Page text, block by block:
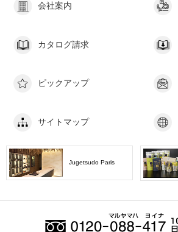
会社案内
カタログ請求
ピックアップ
サイトマップ
Jugetsudo Paris